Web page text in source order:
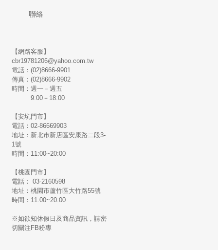
聯絡
【網路客服】
cbr19781206@yahoo.com.tw
電話：(02)8666-9901
傳真：(02)8666-9902
時間：週一－週五
9:00－18:00
【安坑門市】
電話：02-86669903
地址：新北市新店區安康路二段3-
1號
時間：11:00~20:00
【桃園門市】
電話： 03-2160598
地址：桃園市蘆竹區大竹路55號
時間：11:00~20:00
※如欲知休假日及商品資訊，請密
切關注FB粉專